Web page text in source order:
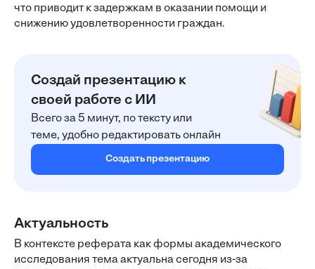
что приводит к задержкам в оказании помощи и
снижению удовлетворенности граждан.
Создай презентацию к
своей работе с ИИ
Всего за 5 минут, по тексту или
теме, удобно редактировать онлайн
Создать презентацию
Актуальность
В контексте реферата как формы академического
исследования тема актуальна сегодня из-за